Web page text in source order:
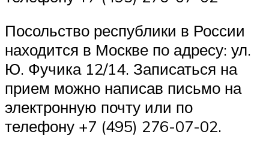
Посольство республики в России
находится в Москве по адресу: ул.
Ю. Фучика 12/14. Записаться на
прием можно написав письмо на
электронную почту или по
телефону +7 (495) 276-07-02.